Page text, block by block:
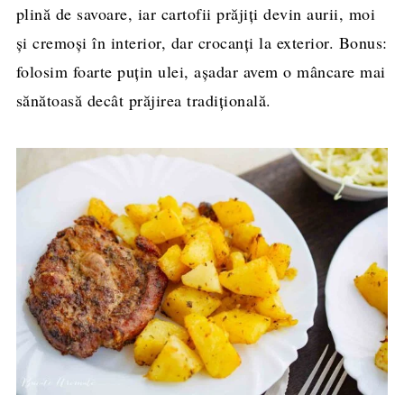
plină de savoare, iar cartofii prăjiți devin aurii, moi
și cremoși în interior, dar crocanți la exterior. Bonus:
folosim foarte puțin ulei, așadar avem o mâncare mai
sănătoasă decât prăjirea tradițională.